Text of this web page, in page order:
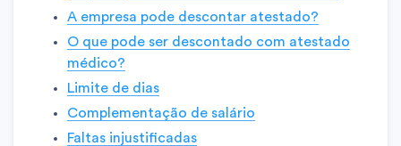
A empresa pode descontar atestado?
O que pode ser descontado com atestado
médico?
Limite de dias
Complementação de salário
Faltas injustificadas